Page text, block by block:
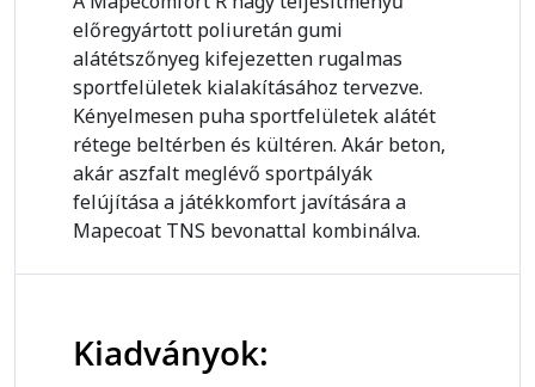
előregyártott poliuretán gumi
alátétszőnyeg kifejezetten rugalmas
sportfelületek kialakításához tervezve.
Kényelmesen puha sportfelületek alátét
rétege beltérben és kültéren. Akár beton,
akár aszfalt meglévő sportpályák
felújítása a játékkomfort javítására a
Mapecoat TNS bevonattal kombinálva.
Kiadványok: